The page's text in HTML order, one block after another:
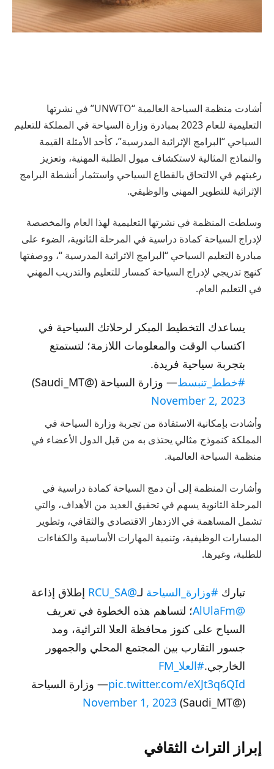
أشادت منظمة السياحة العالمية “UNWTO” في نشرتها
التعليمية للعام 2023 بمبادرة وزارة السياحة في المملكة للتعليم
السياحي “البرامج الإثرائية المدرسية”، كأحد الأمثلة القيمة
والنماذج المثالية لاستكشاف ميول الطلبة المهنية، وتعزيز
رغبتهم في الالتحاق بالقطاع السياحي واستثمار أنشطة البرامج
الإثرائية للتطوير المهني والوظيفي.
وسلطت المنظمة في نشرتها التعليمية لهذا العام والمخصصة
لإدراج السياحة كمادة دراسية في المرحلة الثانوية، الضوء على
مبادرة التعليم السياحي “البرامج الاثرائية المدرسية “، ووصفتها
كنهج تدريجي لإدراج السياحة كمسار للتعليم والتدريب المهني
في التعليم العام.
یساعدك التخطیط المبكر لرحلاتك السیاحیة في
اكتساب الوقت والمعلومات اللازمة؛ لتستمتع
بتجربة سیاحیة فریدة.
#خطط_تنبسط— وزارة السياحة (@Saudi_MT)
November 2, 2023
وأشادت بإمكانية الاستفادة من تجربة وزارة السياحة في
المملكة كنموذج مثالي يحتذى به من قبل الدول الأعضاء في
منظمة السياحة العالمية.
وأشارت المنظمة إلى أن دمج السياحة كمادة دراسية في
المرحلة الثانوية يسهم في تحقيق العديد من الأهداف، والتي
تشمل المساهمة في الازدهار الاقتصادي والثقافي، وتطوير
المسارات الوظيفية، وتنمية المهارات الأساسية والكفاءات
للطلبة، وغيرها.
تبارك #وزارة_السياحة لـ@RCU_SA
إطلاق إذاعة
@AlUlaFm
؛ لتساهم هذه الخطوة في تعريف
السياح على كنوز محافظة العلا التراثية، ومد
جسور التقارب بين المجتمع المحلي والجمهور
الخارجي.#العلا_FM
pic.twitter.com/eXJt3q6QId— وزارة السياحة
(@Saudi_MT)
November 1, 2023
إبراز التراث الثقافي